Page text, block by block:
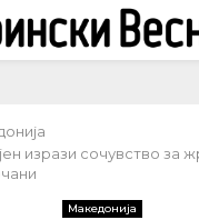
изрази сочувство за
Македонија